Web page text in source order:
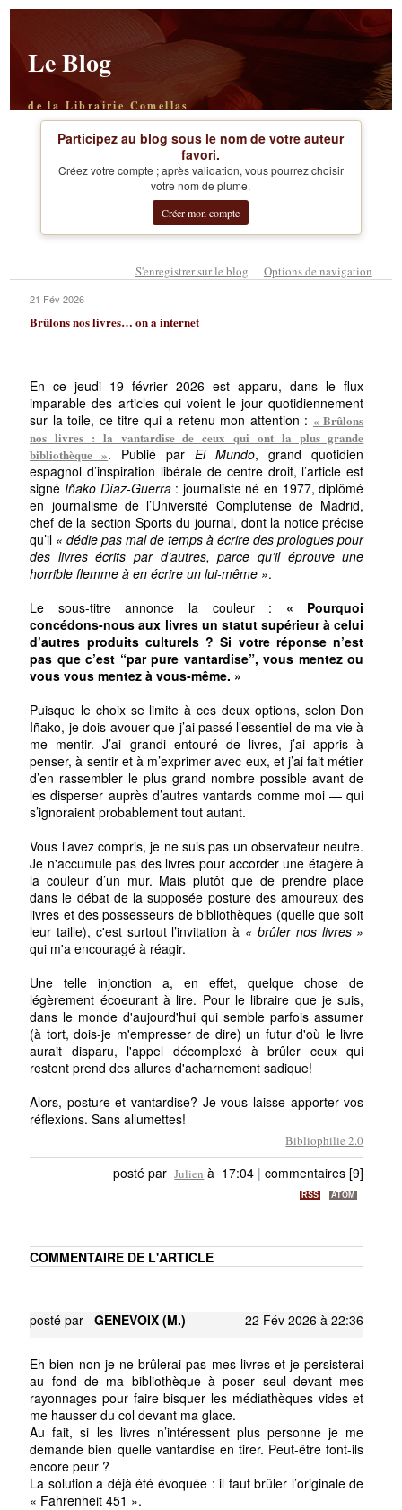
Le Blog
de la Librairie Comellas
Participez au blog sous le nom de votre auteur
favori.
Créez votre compte ; après validation, vous pourrez choisir
votre nom de plume.
Créer mon compte
S'enregistrer sur le blog Options de navigation
21 Fév 2026
Brûlons nos livres… on a internet
En ce jeudi 19 février 2026 est apparu, dans le flux
imparable des articles qui voient le jour quotidiennement
sur la toile, ce titre qui a retenu mon attention : « Brûlons
nos livres : la vantardise de ceux qui ont la plus grande
bibliothèque ». Publié parEl Mundo, grand quotidien
espagnol d’inspiration libérale de centre droit, l’article est
signé Iñako Díaz-Guerra: journaliste né en 1977, diplômé
en journalisme de l’Université Complutense de Madrid,
chef de la section Sports du journal, dont la notice précise
qu’il « dédie pas mal de temps à écrire des prologues pour
des livres écrits par d’autres, parce qu’il éprouve une
horrible flemme à en écrire un lui-même ».
Le sous-titre annonce la couleur : « Pourquoi
concédons-nous aux livres un statut supérieur à celui
d’autres produits culturels ? Si votre réponse n’est
pas que c’est “par pure vantardise”, vous mentez ou
vous vous mentez à vous-même. »
Puisque le choix se limite à ces deux options, selon Don
Iñako, je dois avouer que j’ai passé l’essentiel de ma vie à
me mentir. J’ai grandi entouré de livres, j’ai appris à
penser, à sentir et à m’exprimer avec eux, et j’ai fait métier
d’en rassembler le plus grand nombre possible avant de
les disperser auprès d’autres vantards comme moi — qui
s’ignoraient probablement tout autant.
Vous l’avez compris, je ne suis pas un observateur neutre.
Je n'accumule pas des livres pour accorder une étagère à
la couleur d’un mur. Mais plutôt que de prendre place
dans le débat de la supposée posture des amoureux des
livres et des possesseurs de bibliothèques (quelle que soit
leur taille), c'est surtout l’invitation à « brûler nos livres »
qui m'a encouragé à réagir.
Une telle injonction a, en effet, quelque chose de
légèrement écoeurant à lire. Pour le libraire que je suis,
dans le monde d'aujourd'hui qui semble parfois assumer
(à tort, dois-je m'empresser de dire) un futur d'où le livre
aurait disparu, l'appel décomplexé à brûler ceux qui
restent prend des allures d'acharnement sadique!
Alors, posture et vantardise? Je vous laisse apporter vos
réflexions. Sans allumettes!
Bibliophilie 2.0
posté par Julien à 17:04 |commentaires [9]
RSS ATOM
COMMENTAIRE DE L'ARTICLE
posté parGENEVOIX (M.) 22 Fév 2026 à 22:36
Eh bien non je ne brûlerai pas mes livres et je persisterai
au fond de ma bibliothèque à poser seul devant mes
rayonnages pour faire bisquer les médiathèques vides et
me hausser du col devant ma glace.
Au fait, si les livres n’intéressent plus personne je me
demande bien quelle vantardise en tirer. Peut-être font-ils
encore peur ?
La solution a déjà été évoquée : il faut brûler l’originale de
« Fahrenheit 451 ».